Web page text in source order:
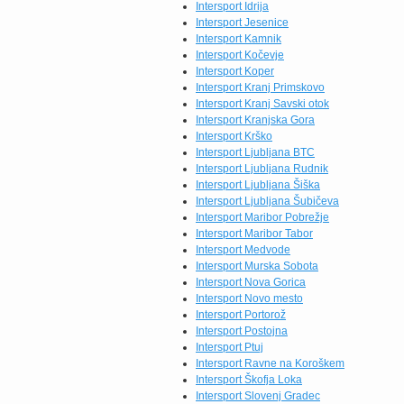
Intersport Idrija
Intersport Jesenice
Intersport Kamnik
Intersport Kočevje
Intersport Koper
Intersport Kranj Primskovo
Intersport Kranj Savski otok
Intersport Kranjska Gora
Intersport Krško
Intersport Ljubljana BTC
Intersport Ljubljana Rudnik
Intersport Ljubljana Šiška
Intersport Ljubljana Šubičeva
Intersport Maribor Pobrežje
Intersport Maribor Tabor
Intersport Medvode
Intersport Murska Sobota
Intersport Nova Gorica
Intersport Novo mesto
Intersport Portorož
Intersport Postojna
Intersport Ptuj
Intersport Ravne na Koroškem
Intersport Škofja Loka
Intersport Slovenj Gradec